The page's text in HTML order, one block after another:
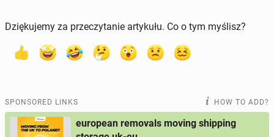
Dziękujemy za przeczytanie artykułu. Co o tym myślisz?
SPONSORED LINKS HOW TO ADD?
european removals moving shipping